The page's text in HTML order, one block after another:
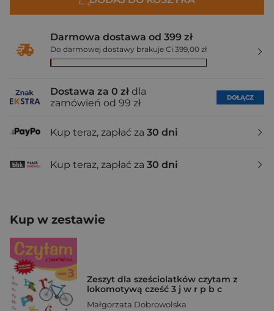
Darmowa dostawa od 399 zł
Do darmowej dostawy brakuje Ci 399,00 zł
Dostawa za 0 zł dla
zamówień od 99 zł
DOŁĄCZ
Kup teraz, zapłać za 30 dni
Kup teraz, zapłać za 30 dni
Kup w zestawie
Zeszyt dla sześciolatków czytam z
lokomotywą cześć 3 j w r p b c
Małgorzata Dobrowolska